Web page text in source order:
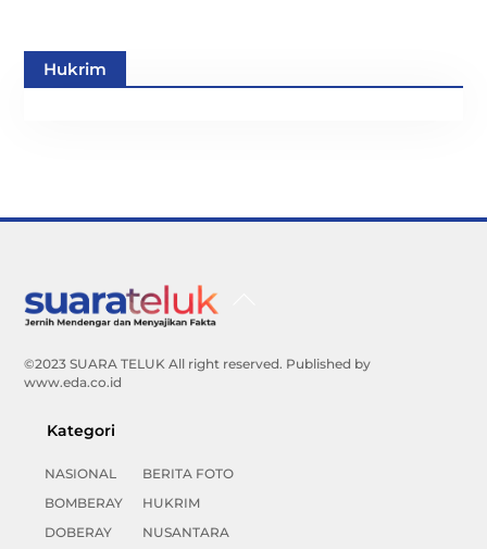
Hukrim
©2023 SUARA TELUK All right reserved. Published by
www.eda.co.id
Kategori
NASIONAL
BOMBERAY
DOBERAY
BERITA FOTO
HUKRIM
NUSANTARA